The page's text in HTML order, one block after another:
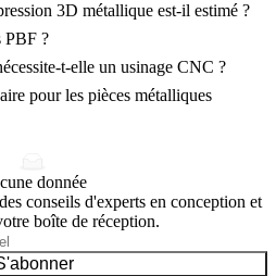
3D métallique est-il estimé ?
PBF ?
t-elle un usinage CNC ?
pour les pièces métalliques
donnée
conseils d'experts en conception et
boîte de réception.